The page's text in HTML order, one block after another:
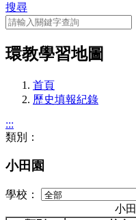
搜尋
環教學習地圖
首頁
歷史填報紀錄
:::
類別：
小田園
學校：
小